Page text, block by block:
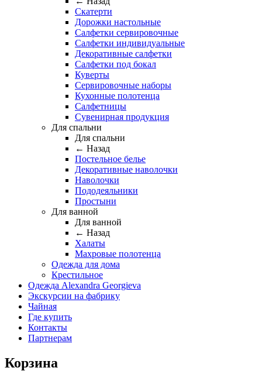
Скатерти
Дорожки настольные
Салфетки сервировочные
Салфетки индивидуальные
Декоративные салфетки
Салфетки под бокал
Куверты
Сервировочные наборы
Кухонные полотенца
Салфетницы
Сувенирная продукция
Для спальни
Для спальни
← Назад
Постельное белье
Декоративные наволочки
Наволочки
Пододеяльники
Простыни
Для ванной
Для ванной
← Назад
Халаты
Махровые полотенца
Одежда для дома
Крестильное
Одежда Alexandra Georgieva
Экскурсии на фабрику
Чайная
Где купить
Контакты
Партнерам
Корзина